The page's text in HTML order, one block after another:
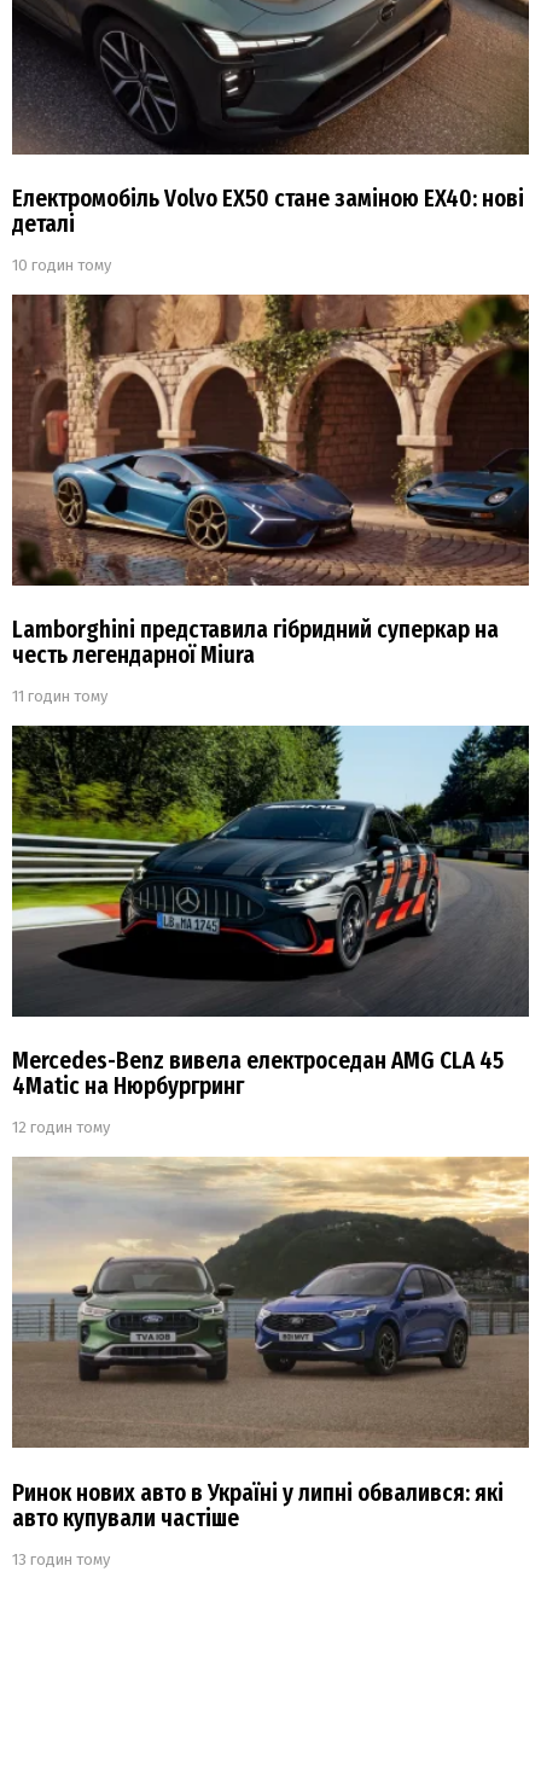
Електромобіль Volvo EX50 стане заміною EX40: нові
деталі
10 годин тому
Lamborghini представила гібридний суперкар на
честь легендарної Miura
11 годин тому
Mercedes-Benz вивела електроседан AMG CLA 45
4Matic на Нюрбургринг
12 годин тому
Ринок нових авто в Україні у липні обвалився: які
авто купували частіше
13 годин тому